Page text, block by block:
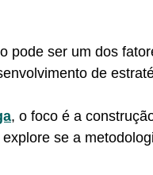
pode ser um dos
de
, o foco é a
se a